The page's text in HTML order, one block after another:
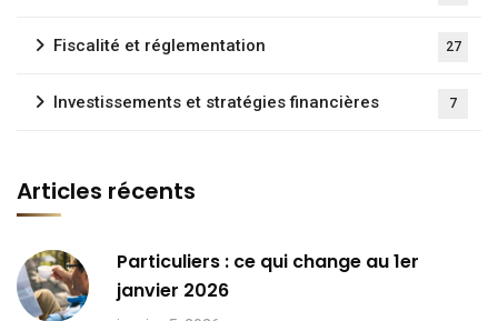
Fiscalité et réglementation 27
Investissements et stratégies financières 7
Articles récents
Particuliers : ce qui change au 1er
janvier 2026